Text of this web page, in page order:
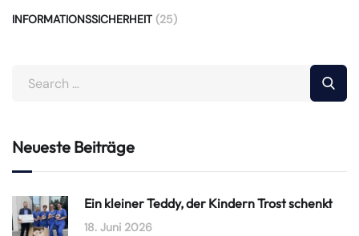
INFORMATIONSSICHERHEIT (25)
Neueste Beiträge
Ein kleiner Teddy, der Kindern Trost schenkt
18. Juni 2026